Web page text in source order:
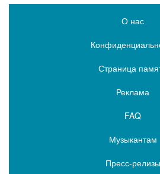
О нас
Страница
Реклама
FAQ
Музыкантам
Пресс-релизы